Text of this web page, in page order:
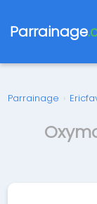
Parrainage
Parrainage ›